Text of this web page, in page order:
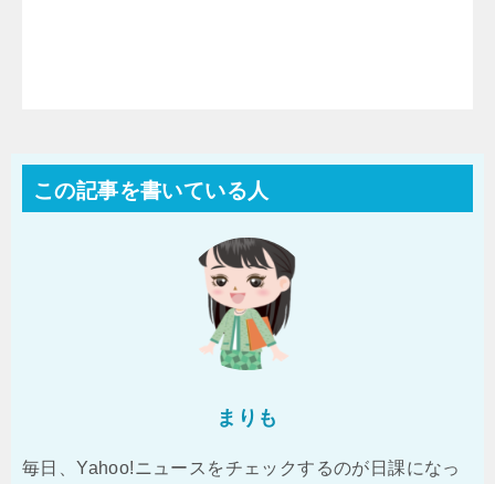
この記事を書いている人
まりも
毎日、Yahoo!ニュースをチェックするのが日課になっ